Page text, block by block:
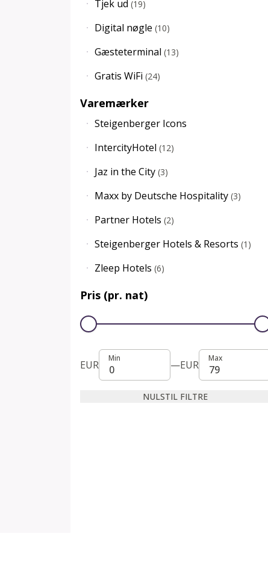
Tjek ud (19)
Digital nøgle (10)
Gæsteterminal (13)
Gratis WiFi (24)
Varemærker
Steigenberger Icons
IntercityHotel (12)
Jaz in the City (3)
Maxx by Deutsche Hospitality (3)
Partner Hotels (2)
Steigenberger Hotels & Resorts (1 )
Zleep Hotels (6)
Pris (pr. nat)
EUR
Min
Min
—EUR
Max
Max
NULSTIL FILTRE